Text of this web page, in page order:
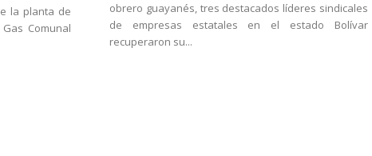
la planta de
Comunal
obrero guayanés, tres destacados líderes sindicales
de empresas estatales en el estado Bolívar
recuperaron su...